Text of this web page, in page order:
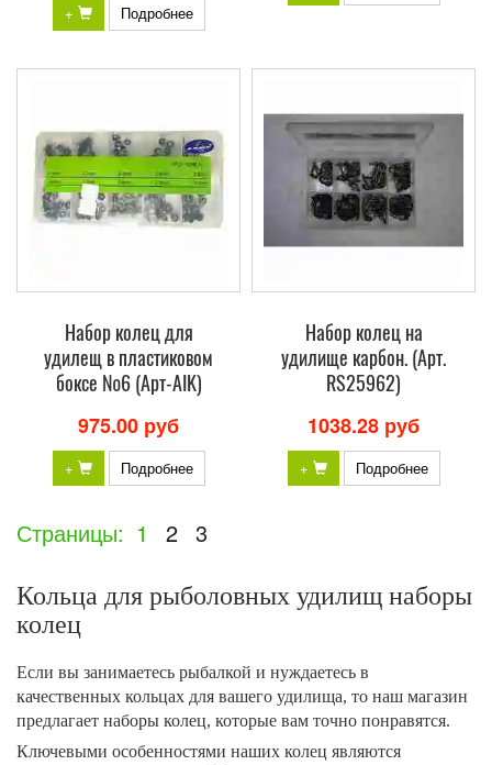
+ Подробнее
Набор колец для
удилещ в пластиковом
боксе №6 (Арт-AIK)
975.00 руб
+ Подробнее
Набор колец на
удилище карбон. (Арт.
RS25962)
1038.28 руб
+ Подробнее
Страницы: 1 2 3
Кольца для рыболовных удилищ наборы
колец
Если вы занимаетесь рыбалкой и нуждаетесь в
качественных кольцах для вашего удилища, то наш магазин
предлагает наборы колец, которые вам точно понравятся.
Ключевыми особенностями наших колец являются